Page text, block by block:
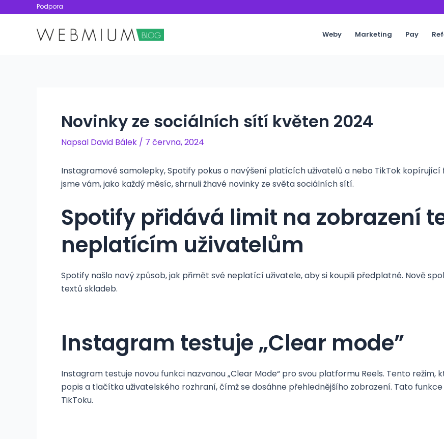
Podpora
Weby Marketing Pay
Novinky ze sociálních sítí květen 2024
Napsal David Bálek / 7 června, 2024
Instagramové samolepky, Spotify pokus o navýšení platících uživatelů a nebo TikTok
jsme vám, jako každý měsíc, shrnuli žhavé novinky ze světa sociálních sítí.
Spotify přidává limit na zobrazení
neplatícím uživatelům
Spotify našlo nový způsob, jak přimět své neplatící uživatele, aby si koupili předplatné. Nově
textů skladeb.
Instagram testuje „Clear mode”
Instagram testuje novou funkci nazvanou „Clear Mode“ pro svou platformu Reels. Tento režim,
popis a tlačítka uživatelského rozhraní, čímž se dosáhne přehlednějšího zobrazení. Tato
TikToku.